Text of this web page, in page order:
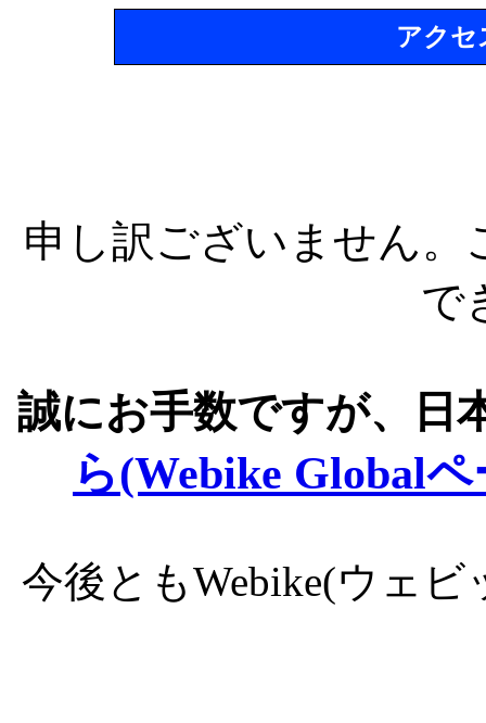
アクセ
申し訳ございません
で
誠にお手数ですが、日
ら(Webike Global
今後ともWebike(ウェ